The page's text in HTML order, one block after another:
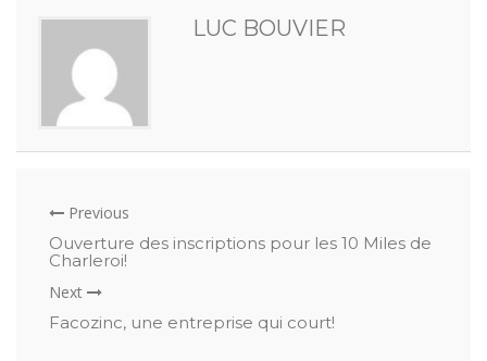
LUC BOUVIER
Previous
Ouverture des inscriptions pour les 10 Miles de
Charleroi!
Next
Facozinc, une entreprise qui court!